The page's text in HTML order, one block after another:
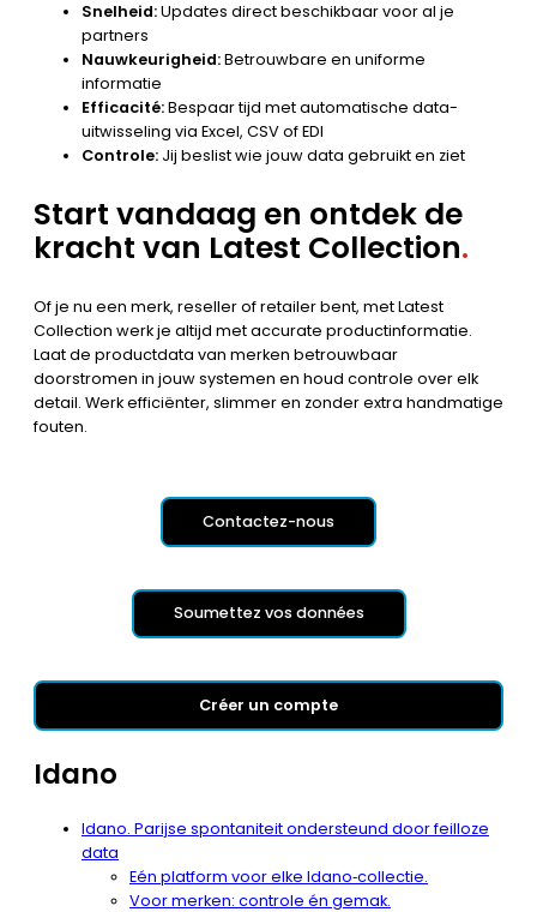
Snelheid:Updates direct beschikbaar voor al je
partners
Nauwkeurigheid:Betrouwbare en uniforme
informatie
Efficacité:Bespaar tijd met automatische data-
uitwisseling via Excel, CSV of EDI
Controle: Jij beslist wie jouw data gebruikt en ziet
Start vandaag en ontdek de
kracht van Latest Collection.
Of je nu een merk, reseller of retailer bent, met Latest
Collection werk je altijd met accurate productinformatie.
Laat de productdata van merken betrouwbaar
doorstromen in jouw systemen en houd controle over elk
detail. Werk efficiënter, slimmer en zonder extra handmatige
fouten.
Contactez-nous
Soumettez vos données
Créer un compte
Idano
Idano. Parijse spontaniteit ondersteund door feilloze
data
Eén platform voor elke Idano‑collectie.
Voor merken: controle én gemak.